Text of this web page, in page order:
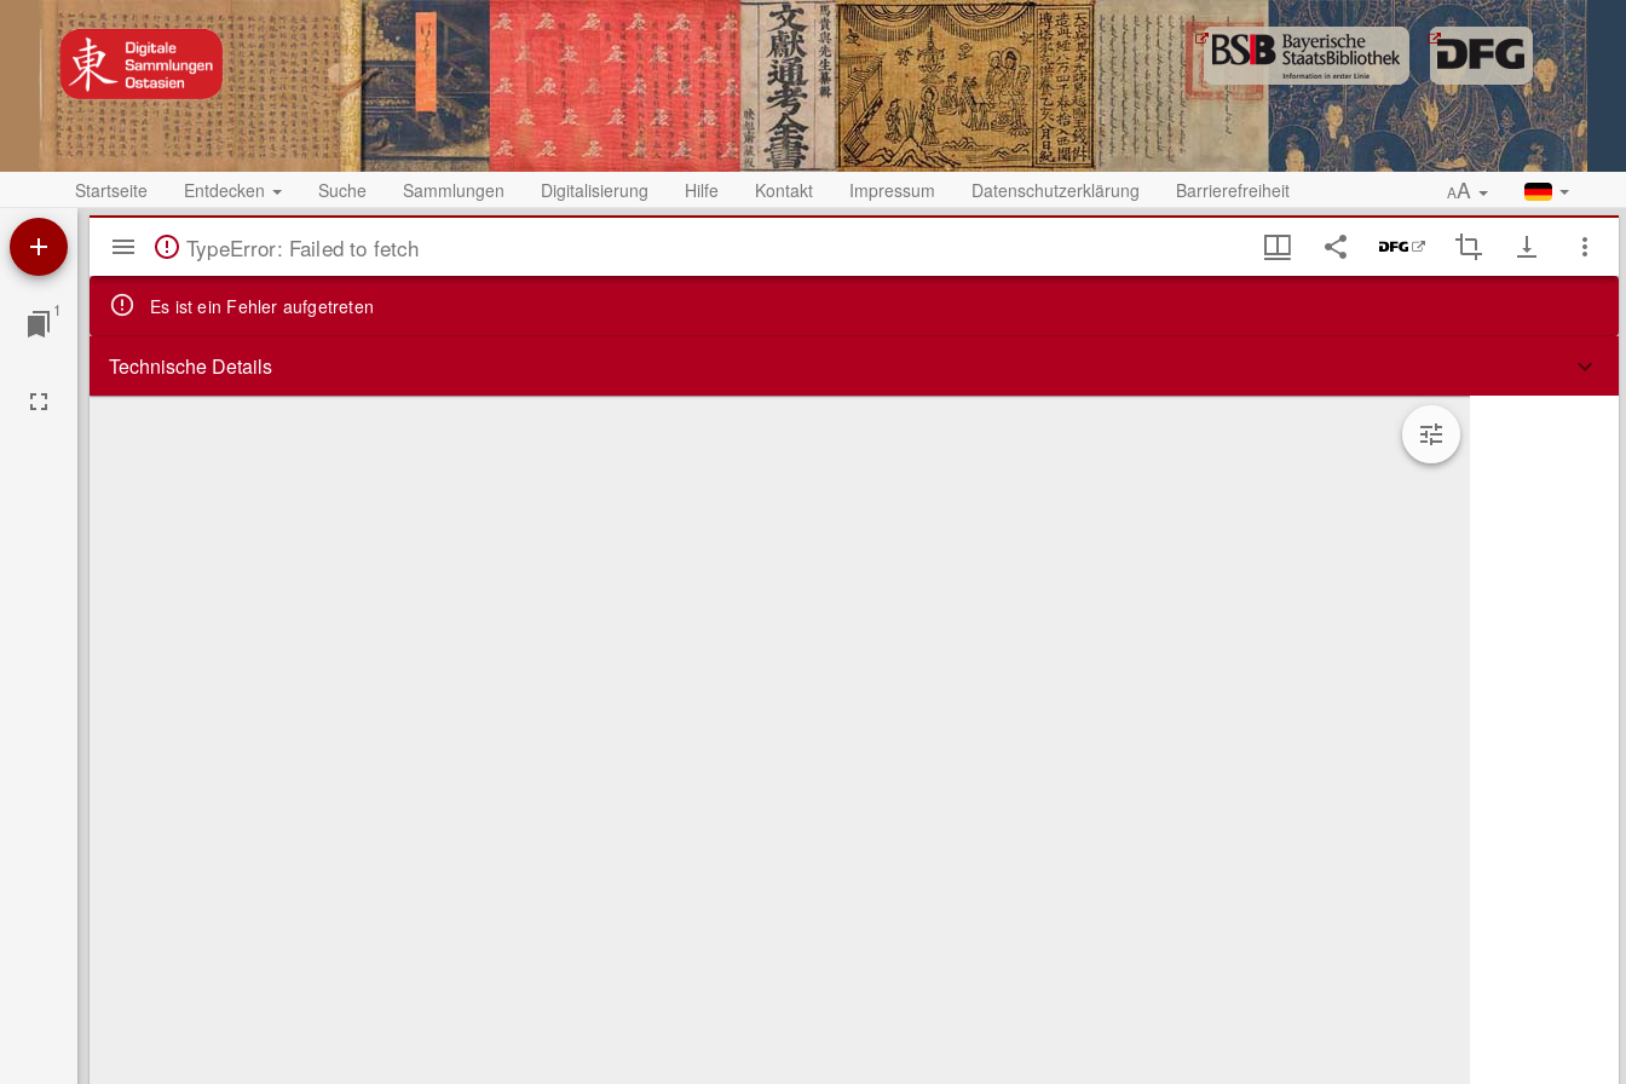
Startseite Entdecken Suche Sammlungen Digitalisierung Hilfe Kontakt Impressum Datenschutzerklärung Barrierefreiheit AA
1
Mirador
ViewerTypeError: Failed to fetch
Es ist ein Fehler aufgetreten
Technische Details